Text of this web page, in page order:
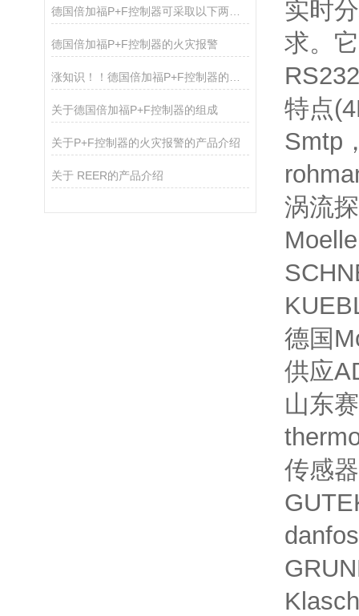
德国倍加福P+F控制器可采取以下两种办法的介绍
德国倍加福P+F控制器的火灾报警
关于德国倍加福P+F控制器的组成
关于P+F控制器的火灾报警的产品介绍
关于 REER的产品介绍
实时
求。
特点
Smtp
涡流
德国
供应
山东
传感器